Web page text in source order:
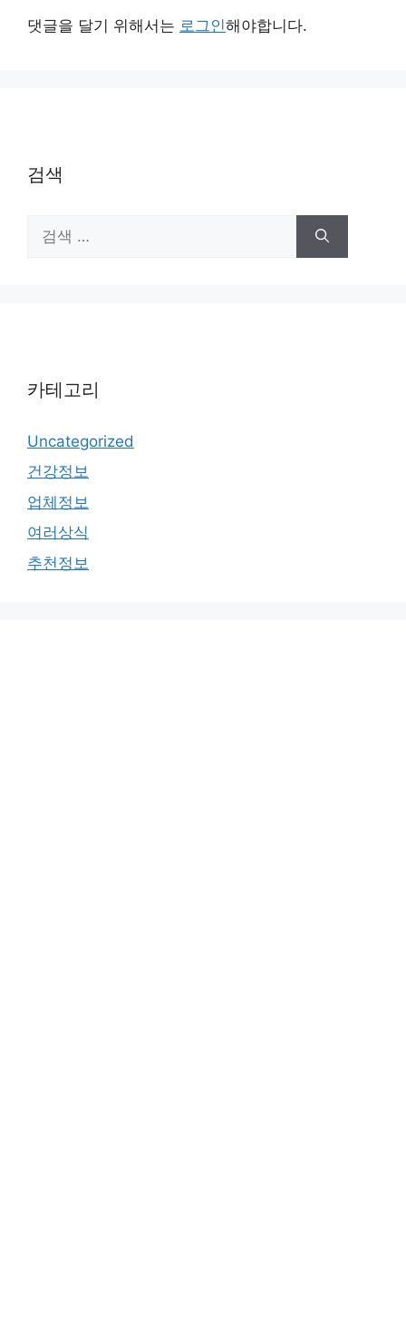
댓글을 달기 위해서는 로그인해야합니다.
검색
색:
카테고리
Uncategorized
건강정보
업체정보
여러상식
추천정보